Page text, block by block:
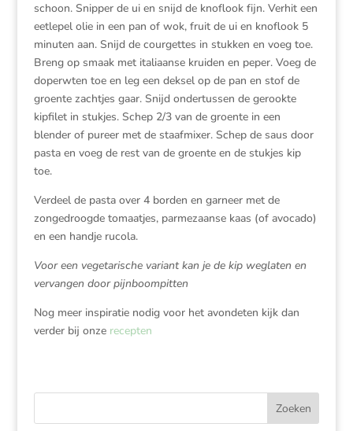
schoon. Snipper de ui en snijd de knoflook fijn. Verhit een
eetlepel olie in een pan of wok, fruit de ui en knoflook 5
minuten aan. Snijd de courgettes in stukken en voeg toe.
Breng op smaak met italiaanse kruiden en peper. Voeg de
doperwten toe en leg een deksel op de pan en stof de
groente zachtjes gaar. Snijd ondertussen de gerookte
kipfilet in stukjes. Schep 2/3 van de groente in een
blender of pureer met de staafmixer. Schep de saus door
pasta en voeg de rest van de groente en de stukjes kip
toe.
Verdeel de pasta over 4 borden en garneer met de
zongedroogde tomaatjes, parmezaanse kaas (of avocado)
en een handje rucola.
Voor een vegetarische variant kan je de kip weglaten en
vervangen door pijnboompitten
Nog meer inspiratie nodig voor het avondeten kijk dan
verder bij onze recepten